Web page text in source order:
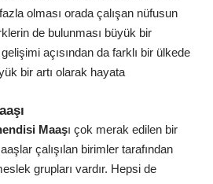
olması orada çalışan nüfusun
de bulunması büyük bir
açısından da farklı bir ülkede
bir artı olarak hayata
Maaşı çok merak edilen bir
çalışılan birimler tarafından
grupları vardır. Hepsi de